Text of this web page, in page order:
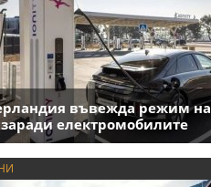
въвежда режим на
заради електромобилите